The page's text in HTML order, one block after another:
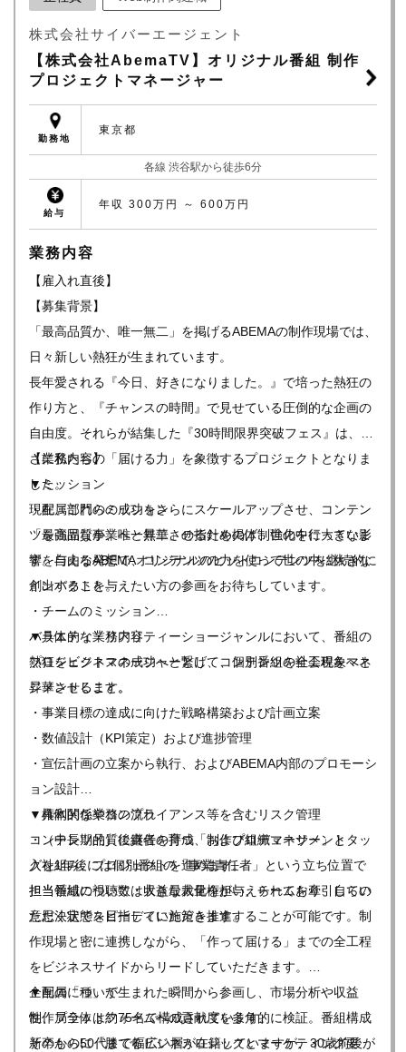
株式会社サイバーエージェント
【株式会社AbemaTV】オリジナル番組 制作
プロジェクトマネージャー
勤務地
東京都
各線 渋谷駅から徒歩6分
給与
年収 300万円 ～ 600万円
業務内容
【雇入れ直後】
【募集背景】
「最高品質か、唯一無二」を掲げるABEMAの制作現場では、
日々新しい熱狂が生まれています。
長年愛される『今日、好きになりました。』で培った熱狂の
作り方と、『チャンスの時間』で見せている圧倒的な企画の
自由度。それらが結集した『30時間限界突破フェス』は、ま
さに私たちの「届ける力」を象徴するプロジェクトとなりま
した。
現在、これらの成功をさらにスケールアップさせ、コンテン
ツを強固な事業へと昇華させるための体制強化を行っていま
す。自由な発想で、コンテンツの力を使って世の中に大きな
インパクトを与えたい方の参画をお待ちしています。
【業務内容】
▼ミッション
・配属部門のミッション
「最高品質か、唯一無二」の指針を掲げ、世の中に大きな影
響を与えるABEMAオリジナルのヒットコンテンツを継続的に
創出すること。
・チームのミッション
バラエティ・リアリティーショージャンルにおいて、番組の
熱狂をビジネスの成功へと繋げ、コンテンツを社会現象へと
昇華させること。
▼具体的な業務内容
プロジェクトマネージャーとして、個別番組の全工程をマネ
ジメントします。
・事業目標の達成に向けた戦略構築および計画立案
・数値設計（KPI策定）および進捗管理
・宣伝計画の立案から執行、およびABEMA内部のプロモーシ
ョン設計
・権利関係やコンプライアンス等を含むリスク管理
・（中長期的）後継者の育成、および組織マネジメント
入社1年後には個別番組の「事業責任者」という立ち位置で
担当番組の視聴数・収益最大化を担い、チームを牽引してい
ただく状態を目指していただきます。
▼具体的な業務の流れ
コンテンツ品質に責任を持つ「制作プロデューサー」とタッ
グを組み、プロジェクトを進めます。
担当領域については大きな裁量権が与えられており、自らの
意思決定でスピーディに施策を推進することが可能です。制
作現場と密に連携しながら、「作って届ける」までの全工程
をビジネスサイドからリードしていただきます。
企画の「種」が生まれた瞬間から参画し、市場分析や収益
性、プラットフォームへの貢献度を多角的に検証。番組構成
そのものに「勝てるビジネスロジックとマーケティング要
▼配属について
制作局全体は約75名で構成されています。
新卒から50代まで幅広い層が在籍していますが、30歳前後が